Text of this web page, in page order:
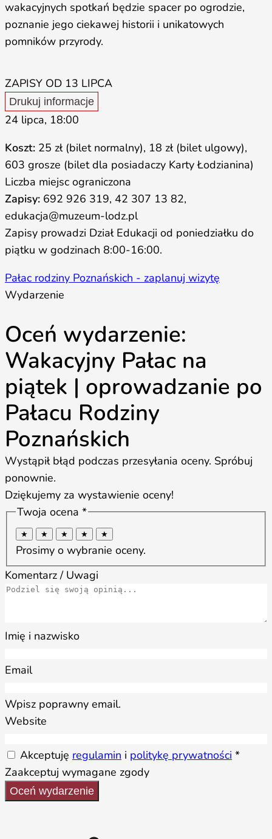
wakacyjnych spotkań będzie spacer po ogrodzie,
poznanie jego ciekawej historii i unikatowych
pomników przyrody.
ZAPISY OD 13 LIPCA
Drukuj informacje
24 lipca, 18:00
Koszt: 25 zł (bilet normalny), 18 zł (bilet ulgowy),
603 grosze (bilet dla posiadaczy Karty Łodzianina)
Liczba miejsc ograniczona
Zapisy: 692 926 319, 42 307 13 82,
edukacja@muzeum-lodz.pl
Zapisy prowadzi Dział Edukacji od poniedziałku do
piątku w godzinach 8:00-16:00.
Pałac rodziny Poznańskich - zaplanuj wizytę
Wydarzenie
Oceń wydarzenie:
Wakacyjny Pałac na
piątek | oprowadzanie po
Pałacu Rodziny
Poznańskich
Wystąpił błąd podczas przesyłania oceny. Spróbuj
ponownie.
Dziękujemy za wystawienie oceny!
Twoja ocena *
★ ★ ★ ★ ★
Prosimy o wybranie oceny.
Komentarz / Uwagi
Imię i nazwisko
Email
Wpisz poprawny email.
Website
Akceptuję regulamin i politykę prywatności *
Zaakceptuj wymagane zgody
Oceń wydarzenie